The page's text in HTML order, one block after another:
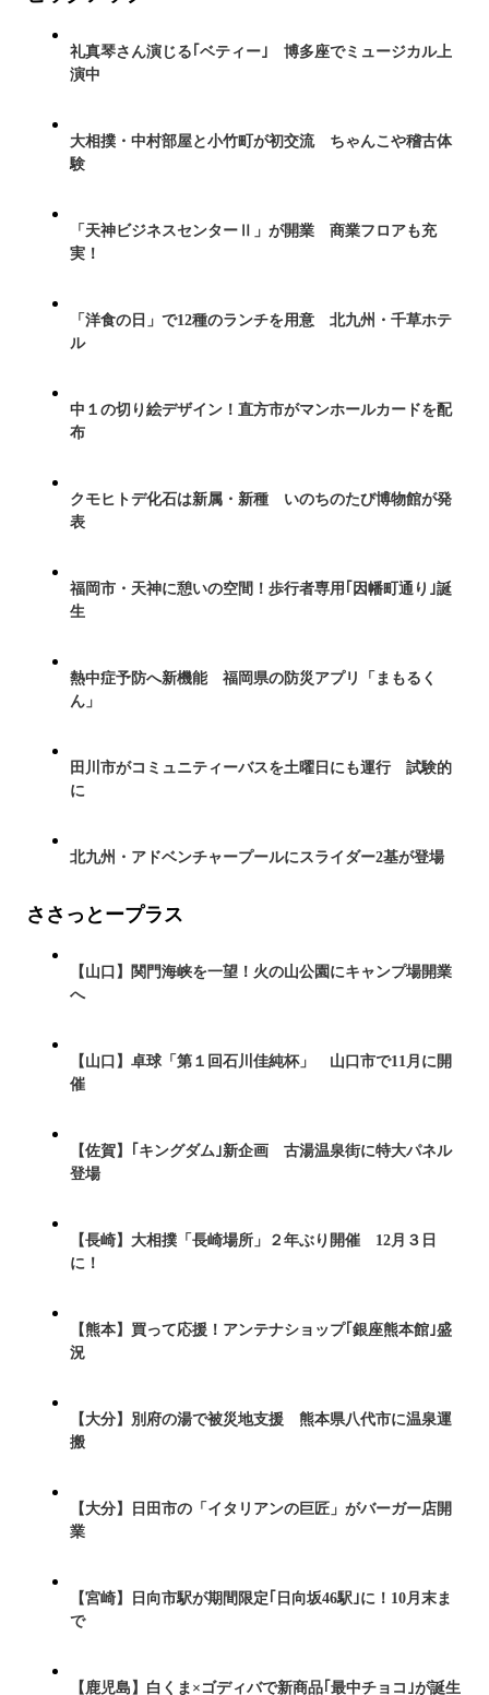
礼真琴さん演じる｢ベティー｣ 博多座でミュージカル上
演中
大相撲・中村部屋と小竹町が初交流 ちゃんこや稽古体
験
「天神ビジネスセンターⅡ」が開業 商業フロアも充
実！
「洋食の日」で12種のランチを用意 北九州・千草ホテ
ル
中１の切り絵デザイン！直方市がマンホールカードを配
布
クモヒトデ化石は新属・新種 いのちのたび博物館が発
表
福岡市・天神に憩いの空間！歩行者専用｢因幡町通り｣誕
生
熱中症予防へ新機能 福岡県の防災アプリ「まもるく
ん」
田川市がコミュニティーバスを土曜日にも運行 試験的
に
北九州・アドベンチャープールにスライダー2基が登場
ささっとープラス
【山口】関門海峡を一望！火の山公園にキャンプ場開業
へ
【山口】卓球「第１回石川佳純杯」 山口市で11月に開
催
【佐賀】｢キングダム｣新企画 古湯温泉街に特大パネル
登場
【長崎】大相撲「長崎場所」２年ぶり開催 12月３日
に！
【熊本】買って応援！アンテナショップ｢銀座熊本館｣盛
況
【大分】別府の湯で被災地支援 熊本県八代市に温泉運
搬
【大分】日田市の「イタリアンの巨匠」がバーガー店開
業
【宮崎】日向市駅が期間限定｢日向坂46駅｣に！10月末ま
で
【鹿児島】白くま×ゴディバで新商品｢最中チョコ｣が誕生